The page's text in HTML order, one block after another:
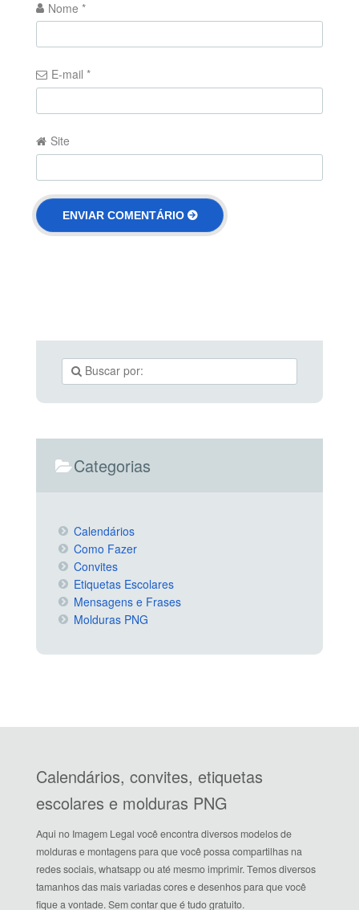
Nome *
E-mail *
Site
Categorias
Calendários
Como Fazer
Convites
Etiquetas Escolares
Mensagens e Frases
Molduras PNG
Calendários, convites, etiquetas
escolares e molduras PNG
Aqui no Imagem Legal você encontra diversos modelos de
molduras e montagens para que você possa compartilhas na
redes sociais, whatsapp ou até mesmo imprimir. Temos diversos
tamanhos das mais variadas cores e desenhos para que você
fique a vontade. Sem contar que é tudo gratuito.